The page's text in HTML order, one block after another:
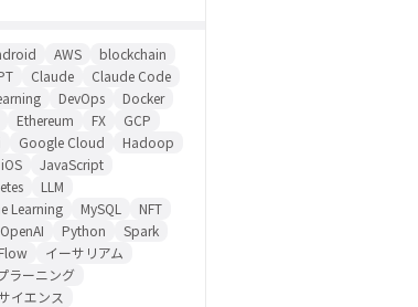
AWS
blockchain
Claude
Claude Code
DevOps
Docker
Ethereum FX
GCP
Google Cloud
Hadoop
iOS
JavaScript
LLM
Learning
MySQL
NFT
OpenAI Python
Spark
イーサリアム
ラーニング
イエンス